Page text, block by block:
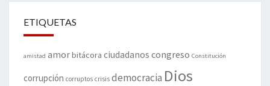
ETIQUETAS
amistad amorbitácora ciudadanos congreso Constitución
corrupción corruptos crisis democracia Dios